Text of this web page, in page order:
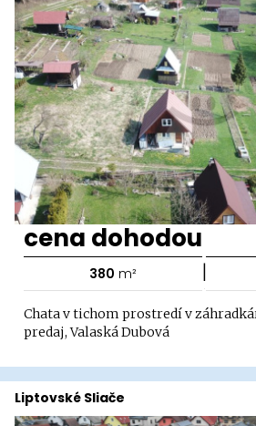
cena dohodou
380 m² |
Chata v tichom prostredí v
predaj, Valaská Dubová
Liptovské Sliače